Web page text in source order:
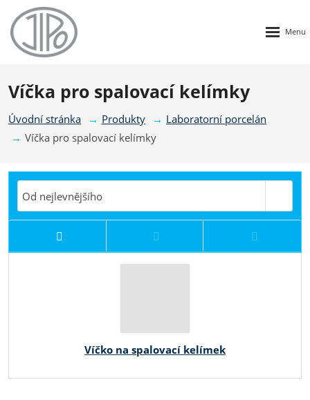
Víčka pro spalovací kelímky
Úvodní stránka Produkty
Laboratorní porcelán
Víčka pro spalovací kelímky
Od nejlevnějšího
Víčko na spalovací kelímek